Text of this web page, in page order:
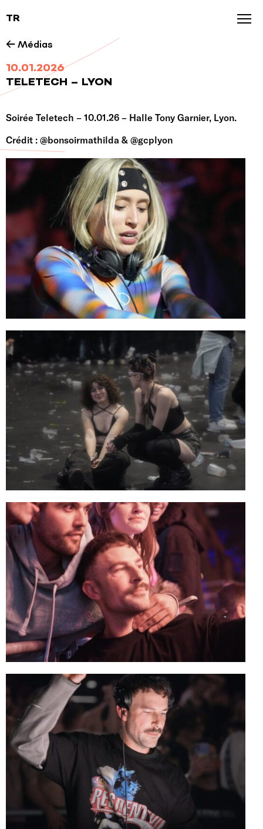
TR
Agenda
News
Galerie
← Médias
10.01.2026
TELETECH – LYON
Soirée Teletech – 10.01.26 – Halle Tony Garnier, Lyon.
Crédit : @bonsoirmathilda & @gcplyon